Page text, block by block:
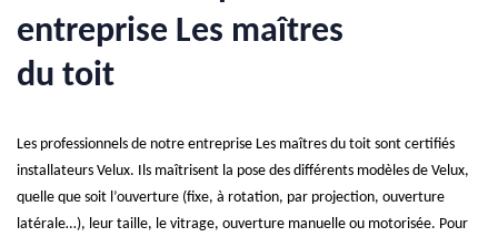
entreprise Les maîtres
du toit
Les professionnels de notre entreprise Les maîtres du toit sont certifiés
installateurs Velux. Ils maîtrisent la pose des différents modèles de Velux,
quelle que soit l’ouverture (fixe, à rotation, par projection, ouverture
latérale…), leur taille, le vitrage, ouverture manuelle ou motorisée. Pour